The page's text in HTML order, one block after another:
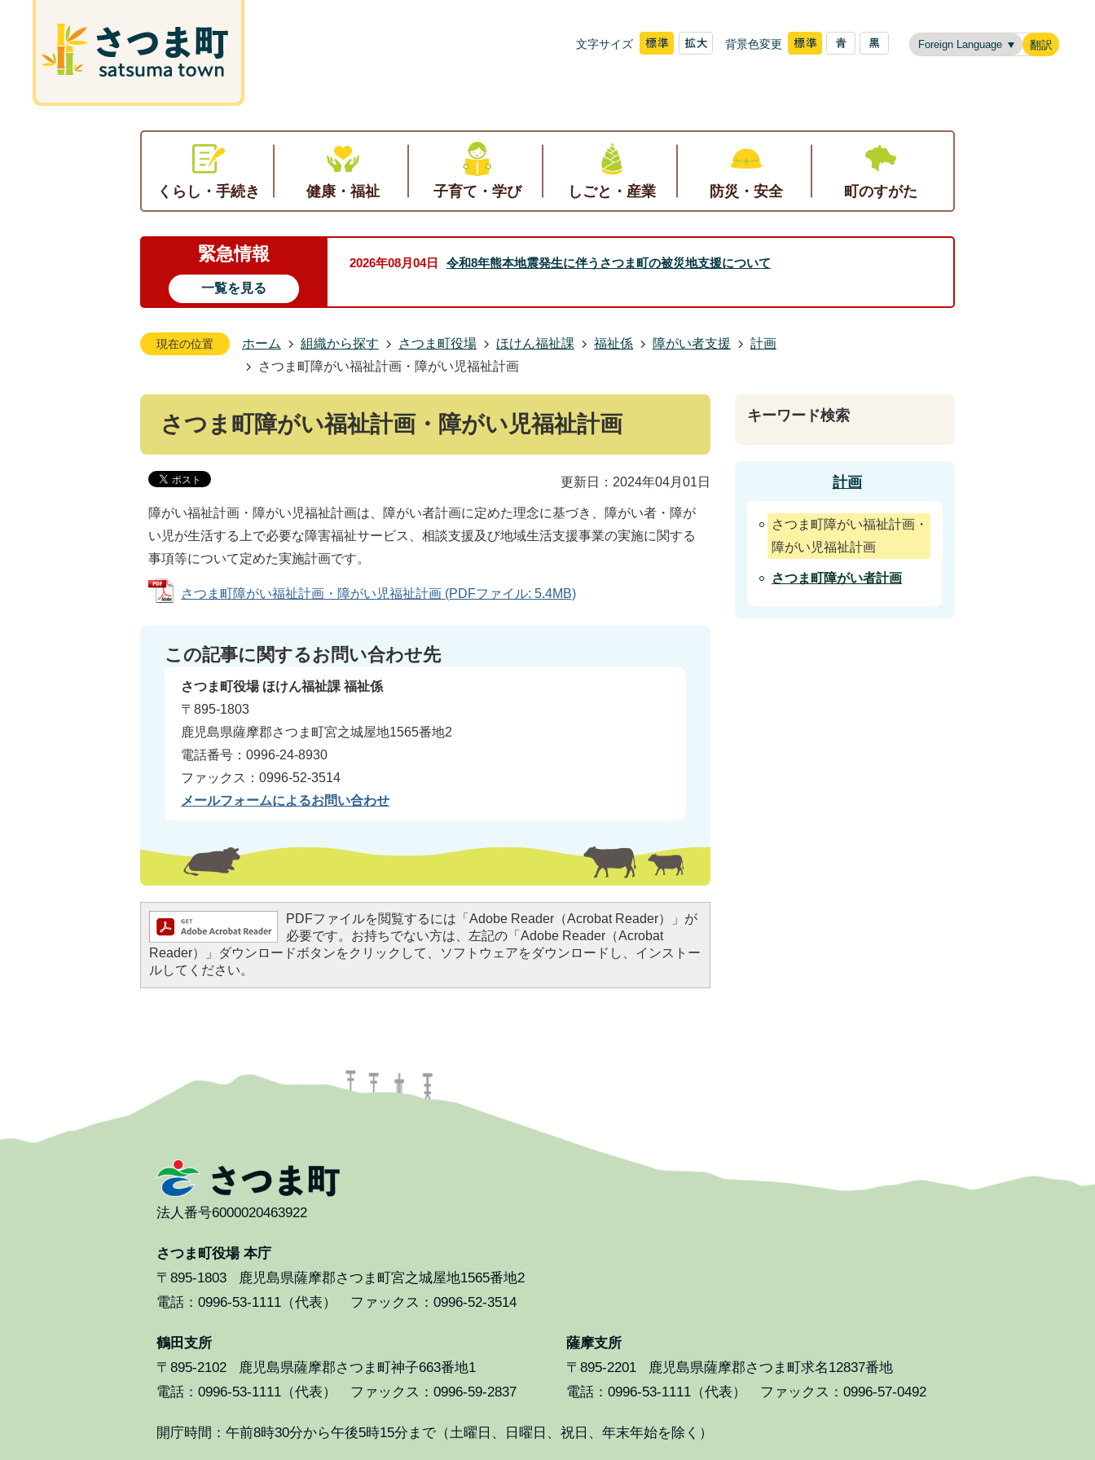
文字サイズ 背景色変更 翻訳
くらし・手続き 健康・福祉 子育て・学び しごと・産業 防災・安全 町のすがた
緊急情報
一覧を見る
2026年08月04日 令和8年熊本地震発生に伴うさつま町の被災地支援について
現在の位置 ホーム 組織から探す さつま町役場 ほけん福祉課 福祉係 障がい者支援
計画
さつま町障がい福祉計画・障がい児福祉計画
さつま町障がい福祉計画・障がい児福祉計画
更新日：2024年04月01日
障がい福祉計画・障がい児福祉計画は、障がい者計画に定めた理念に基づき、障がい者・障が
い児が生活する上で必要な障害福祉サービス、相談支援及び地域生活支援事業の実施に関する
事項等について定めた実施計画です。
さつま町障がい福祉計画・障がい児福祉計画 (PDFファイル: 5.4MB)
この記事に関するお問い合わせ先
さつま町役場 ほけん福祉課 福祉係
〒895-1803
鹿児島県薩摩郡さつま町宮之城屋地1565番地2
電話番号：0996-24-8930
ファックス：0996-52-3514
メールフォームによるお問い合わせ
PDFファイルを閲覧するには「Adobe Reader（Acrobat Reader）」が
必要です。お持ちでない方は、左記の「Adobe Reader（Acrobat
Reader）」ダウンロードボタンをクリックして、ソフトウェアをダウンロードし、インストー
ルしてください。
キーワード検索
計画
さつま町障がい福祉計画・
障がい児福祉計画
さつま町障がい者計画
法人番号6000020463922
さつま町役場 本庁
〒895-1803
鹿児島県薩摩郡さつま町宮之城屋地1565番地2
電話：0996-53-1111（代表） ファックス：0996-52-3514
鶴田支所
〒895-2102
鹿児島県薩摩郡さつま町神子663番地1
電話：0996-53-1111（代表） ファックス：0996-59-2837
薩摩支所
〒895-2201
鹿児島県薩摩郡さつま町求名12837番地
電話：0996-53-1111（代表） ファックス：0996-57-0492
開庁時間：午前8時30分から午後5時15分まで（土曜日、日曜日、祝日、年末年始を除く）